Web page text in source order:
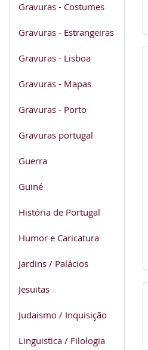
Gravuras - Costumes
Gravuras - Estrangeiras
Gravuras - Lisboa
Gravuras - Mapas
Gravuras - Porto
Gravuras portugal
Guerra
Guiné
História de Portugal
Humor e Caricatura
Jardins / Palácios
Jesuitas
Judaismo / Inquisição
Linguistica / Filologia